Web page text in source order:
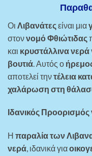
Οι Λιβανάτεςείναι μια
στοννομό Φθιώτιδας
και κρυστάλλινα νερά
βουτιά . Αυτός ο
αποτελεί τηντέλεια
χαλάρωση στη
Ιδανικός
Η παραλία των
νερά, ιδανικά για